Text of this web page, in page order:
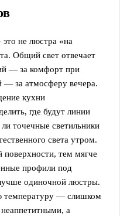
не люстра «на
Общий свет отвечает
— за комфорт при
— за атмосферу вечера.
кухни
где будут линии
точечные светильники
света утром.
поверхности, тем мягче
профили под
одиночной люстры.
температуру — слишком
а